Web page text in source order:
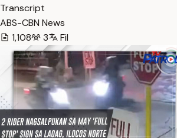
Transcript
ABS-CBN News
1,108
3 Fil